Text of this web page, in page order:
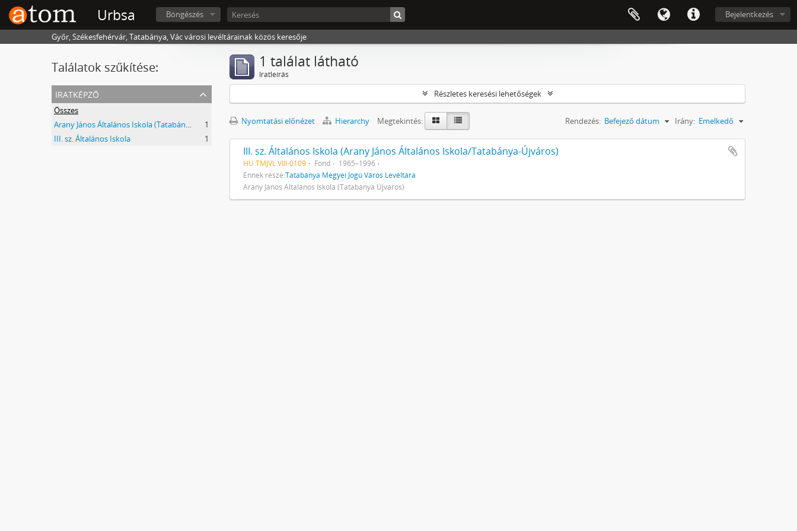
Urbsa Bejelentkezés
Böngészés
Győr, Székesfehérvár, Tatabánya, Vác városi levéltárainak közös keresője
Találatok szűkítése:
iratképző
Összes
Arany János Általános Iskola (Tatabánya Újváros)
1
III. sz. Általános Iskola
1
1 találat látható
Iratleírás
Részletes keresési lehetőségek
Nyomtatási előnézet Hierarchy Megtekintés: Rendezés: Befejező dátum Irány: Emelkedő
III. sz. Általános Iskola (Arany János Általános Iskola/Tatabánya-Újváros)
HU TMJVL VIII-0109 Fond
1965–1996
Ennek része:Tatabánya Megyei Jogú Város Levéltára
Arany János Általános Iskola (Tatabánya Újváros)